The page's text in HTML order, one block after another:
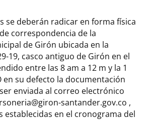
se deberán radicar en forma física
correspondencia de la
de Girón ubicada en la
19, casco antiguo de Girón en el
entre las 8 am a 12 m y la 1
en su defecto la documentación
enviada al correo electrónico
santander.gov.co ,
establecidas en el cronograma del